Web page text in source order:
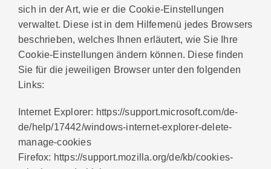
sich in der Art, wie er die Cookie-Einstellungen
verwaltet. Diese ist in dem Hilfemenü jedes Browsers
beschrieben, welches Ihnen erläutert, wie Sie Ihre
Cookie-Einstellungen ändern können. Diese finden
Sie für die jeweiligen Browser unter den folgenden
Links:
Internet Explorer: https://support.microsoft.com/de-
de/help/17442/windows-internet-explorer-delete-
manage-cookies
Firefox: https://support.mozilla.org/de/kb/cookies-